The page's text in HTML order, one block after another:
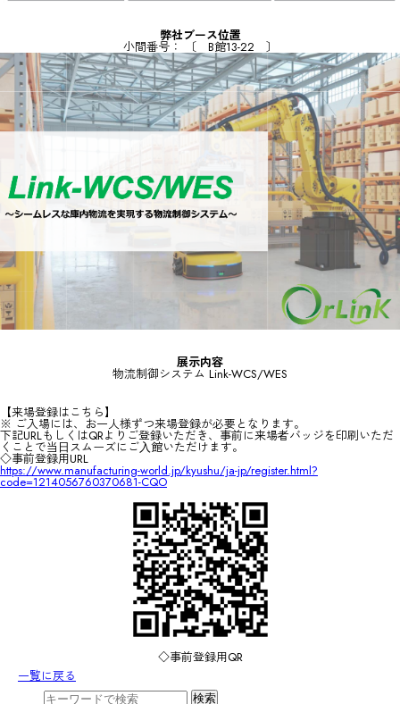
弊社ブース位置
小間番号： 〔 B館13-22 〕
展示内容
物流制御システム Link-WCS/WES
【来場登録はこちら】
※ ご入場には、お一人様ずつ来場登録が必要となります。
下記URLもしくはQRよりご登録いただき、事前に来場者バッジを印刷いただ
くことで当⽇スムーズにご⼊館いただけます。
◇事前登録用URL
https://www.manufacturing-world.jp/kyushu/ja-jp/register.html?
code=1214056760370681-CQO
◇事前登録用QR
一覧に戻る